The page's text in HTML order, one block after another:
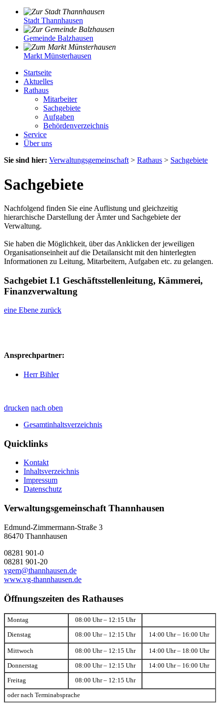
Stadt Thannhausen
Gemeinde Balzhausen
Markt Münsterhausen
Startseite
Aktuelles
Rathaus
Mitarbeiter
Sachgebiete
Aufgaben
Behördenverzeichnis
Service
Über uns
Sie sind hier: Verwaltungsgemeinschaft > Rathaus > Sachgebiete
Sachgebiete
Nachfolgend finden Sie eine Auflistung und gleichzeitig
hierarchische Darstellung der Ämter und Sachgebiete der
Verwaltung.
Sie haben die Möglichkeit, über das Anklicken der jeweiligen
Organisationseinheit auf die Detailansicht mit den hinterlegten
Informationen zu Leitung, Mitarbeitern, Aufgaben etc. zu gelangen.
Sachgebiet I.1 Geschäftsstellenleitung, Kämmerei,
Finanzverwaltung
eine Ebene zurück
Ansprechpartner:
Herr Bihler
drucken nach oben
Gesamtinhaltsverzeichnis
Quicklinks
Kontakt
Inhaltsverzeichnis
Impressum
Datenschutz
Verwaltungsgemeinschaft Thannhausen
Edmund-Zimmermann-Straße 3
86470 Thannhausen
08281 901-0
08281 901-20
vgem@thannhausen.de
www.vg-thannhausen.de
Öffnungszeiten des Rathauses
Montag 08:00 Uhr – 12:15 Uhr
Dienstag 08:00 Uhr – 12:15 Uhr 14:00 Uhr – 16:00 Uhr
Mittwoch 08:00 Uhr – 12:15 Uhr 14:00 Uhr – 18:00 Uhr
Donnerstag 08:00 Uhr – 12:15 Uhr 14:00 Uhr – 16:00 Uhr
Freitag 08:00 Uhr – 12:15 Uhr
oder nach Terminabsprache